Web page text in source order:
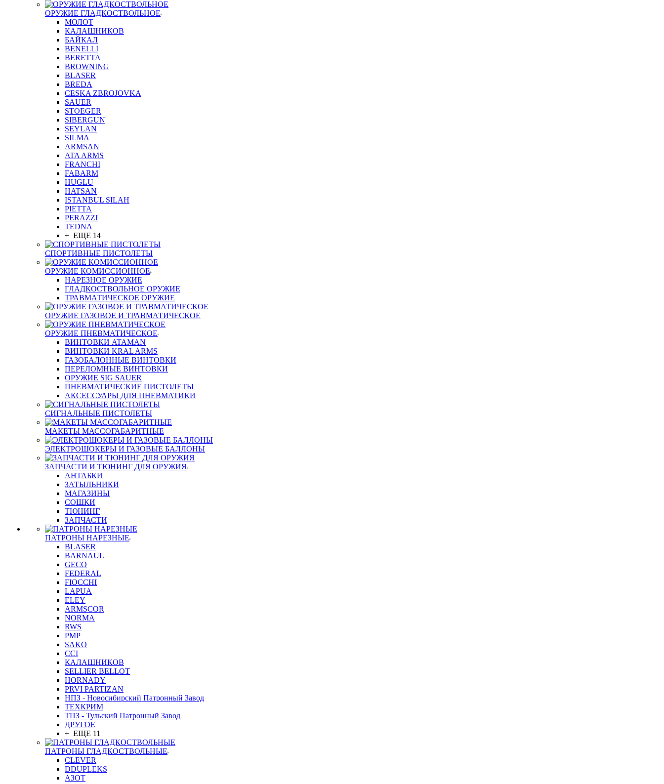
ОРУЖИЕ ГЛАДКОСТВОЛЬНОЕ
МОЛОТ
КАЛАШНИКОВ
БАЙКАЛ
BENELLI
BERETTA
BROWNING
BLASER
BREDA
CESKA ZBROJOVKA
SAUER
STOEGER
SIBERGUN
SEYLAN
SILMA
ARMSAN
ATA ARMS
FRANCHI
FABARM
HUGLU
HATSAN
ISTANBUL SILAH
PIETTA
PERAZZI
TEDNA
+ ЕЩЕ 14
СПОРТИВНЫЕ ПИСТОЛЕТЫ
ОРУЖИЕ КОМИССИОННОЕ
НАРЕЗНОЕ ОРУЖИЕ
ГЛАДКОСТВОЛЬНОЕ ОРУЖИЕ
ТРАВМАТИЧЕСКОЕ ОРУЖИЕ
ОРУЖИЕ ГАЗОВОЕ И ТРАВМАТИЧЕСКОЕ
ОРУЖИЕ ПНЕВМАТИЧЕСКОЕ
ВИНТОВКИ ATAMAN
ВИНТОВКИ KRAL ARMS
ГАЗОБАЛОННЫЕ ВИНТОВКИ
ПЕРЕЛОМНЫЕ ВИНТОВКИ
ОРУЖИЕ SIG SAUER
ПНЕВМАТИЧЕСКИЕ ПИСТОЛЕТЫ
АКСЕССУАРЫ ДЛЯ ПНЕВМАТИКИ
СИГНАЛЬНЫЕ ПИСТОЛЕТЫ
МАКЕТЫ МАССОГАБАРИТНЫЕ
ЭЛЕКТРОШОКЕРЫ И ГАЗОВЫЕ БАЛЛОНЫ
ЗАПЧАСТИ И ТЮНИНГ ДЛЯ ОРУЖИЯ
АНТАБКИ
ЗАТЫЛЬНИКИ
МАГАЗИНЫ
СОШКИ
ТЮНИНГ
ЗАПЧАСТИ
ПАТРОНЫ НАРЕЗНЫЕ
BLASER
BARNAUL
GEСO
FEDERAL
FIOCCHI
LAPUA
ELEY
ARMSCOR
NORMA
RWS
PMP
SAKO
CCI
КАЛАШНИКОВ
SELLIER BELLOT
HORNADY
PRVI PARTIZAN
НПЗ - Новосибирский Патронный Завод
ТЕХКРИМ
ТПЗ - Тульский Патронный Завод
ДРУГОЕ
+ ЕЩЕ 11
ПАТРОНЫ ГЛАДКОСТВОЛЬНЫЕ
CLEVER
DDUPLEKS
АЗОТ